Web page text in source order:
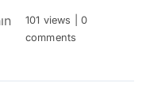
101 views |0
comments